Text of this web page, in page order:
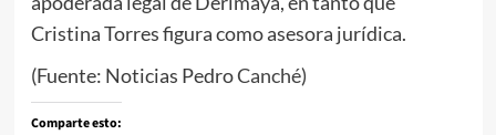
Cristina Torres figura como asesora jurídica.
(Fuente: Noticias PedroCanché)
Comparte esto: